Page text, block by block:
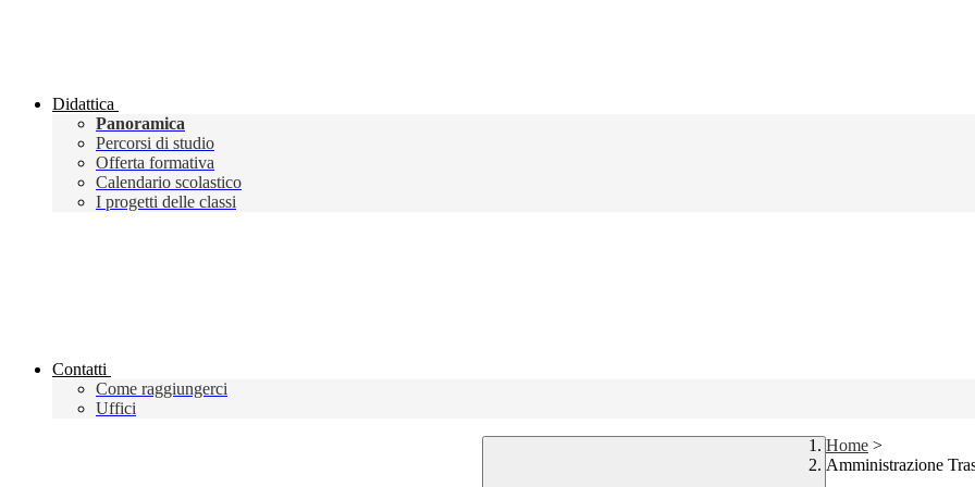
Didattica
Panoramica
Percorsi di studio
Offerta formativa
Calendario scolastico
I progetti delle classi
Contatti
Come raggiungerci
Uffici
Home >
Amministrazione